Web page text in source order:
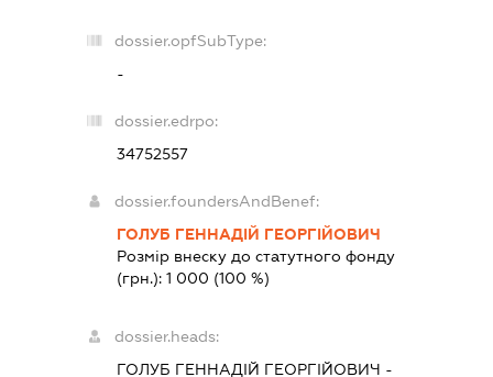
dossier.opfSubType:
-
dossier.edrpo:
34752557
dossier.foundersAndBenef:
ГОЛУБ ГЕННАДІЙ ГЕОРГІЙОВИЧ
Розмір внеску до статутного фонду
(грн.):1 000 (100 %)
dossier.heads:
ГОЛУБ ГЕННАДІЙ ГЕОРГІЙОВИЧ -